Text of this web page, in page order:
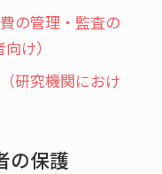
の管理・監査の
け）
研究機関におけ
の保護